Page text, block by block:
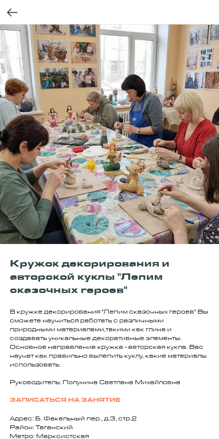
Кружок декорирования и
авторской куклы "Лепим
сказочных героев"
В кружке декорирования "Лепим сказочных героев" Вы
сможете научиться работать с различными
природными материалами,такими как глина и
создавать уникальные декоративные элементы.
Основное направление кружка - авторская кукла. Вас
научат как правильно вылепить куклу, какие материалы
использовать.
Руководитель: Полунина Светлана Михайловна
ЗАПИСАТЬСЯ НА ЗАНЯТИЕ
Адрес: Б. Факельный пер., д.3, стр.2
Район: Таганский
Метро: Марксистская